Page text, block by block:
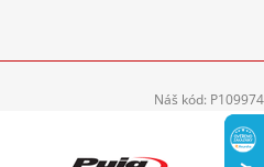
Náš kód: P109974